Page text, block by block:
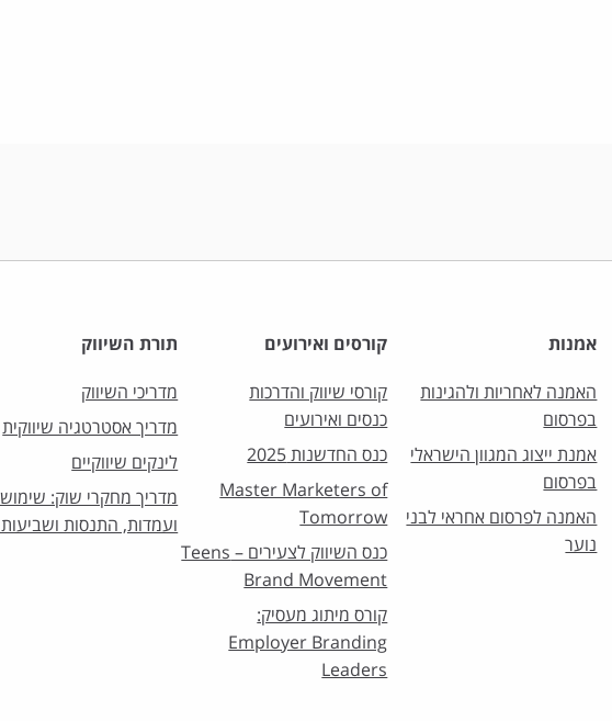
אמנות
האמנה לאחריות ולהגינות
בפרסום
אמנת ייצוג המגוון הישראלי
בפרסום
האמנה לפרסום אחראי לבני
נוער
קורסים ואירועים
קורסי שיווק והדרכות
כנסים ואירועים
כנס החדשנות 2025
Master Marketers of
Tomorrow
כנס השיווק לצעירים – Teens
Brand Movement
קורס מיתוג מעסיק:
Employer Branding
Leaders
תורת השיווק
מדריכי השיווק
מדריך אסטרטגיה שיווקית
לינקים שיווקיים
מדריך מחקרי שוק:
ועמדות, התנסות ושביעות